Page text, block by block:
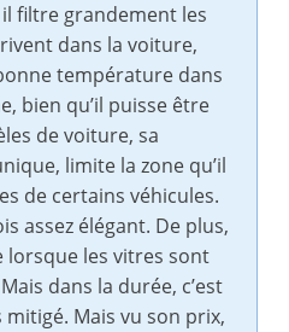
filtre grandement les
dans la voiture,
température dans
bien qu’il puisse être
de voiture, sa
limite la zone qu’il
de certains véhicules.
assez élégant. De plus,
lorsque les vitres sont
dans la durée, c’est
Mais vu son prix,